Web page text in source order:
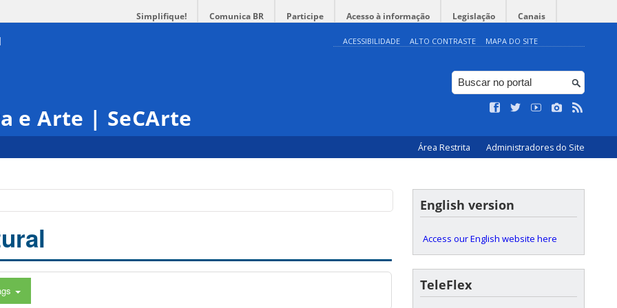
Simplifique! Comunica BR Participe Acesso à informação Legislação Canais
ACESSIBILIDADE ALTO CONTRASTE MAPA DO SITE
e Arte | SeCArte
Área Restrita Administradores do Site
English version
Access our English website here
TeleFlex